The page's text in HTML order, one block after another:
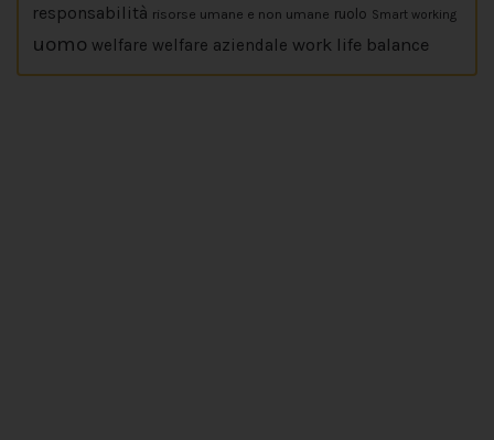
responsabilità risorse umane e non umane ruolo Smart working
uomo welfare welfare aziendale work life balance